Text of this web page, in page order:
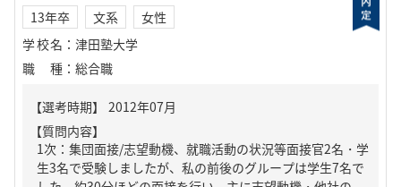
13年卒 文系
女性
学校名 ： 津田塾大学
職種 ： 総合職
【質問内容】
1次：集団面接/志望動機、就職活動の状況等面接官2名・学
生3名で受験しましたが、私の前後のグループは学生7名で